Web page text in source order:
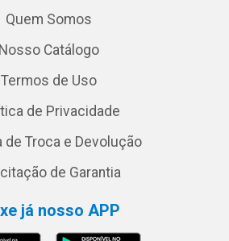
Quem Somos
Nosso Catálogo
Termos de Uso
de Privacidade
de Troca e Devolução
de Garantia
já nosso APP